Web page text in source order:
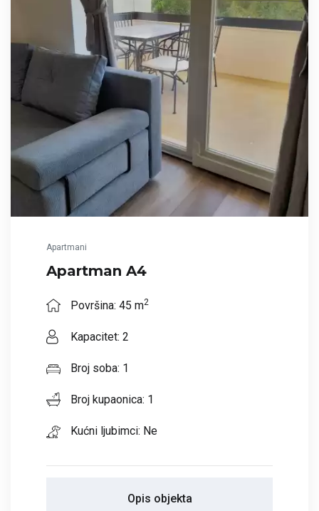
Apartmani
Apartman A4
Površina: 45 m2
Kapacitet: 2
Broj soba: 1
Broj kupaonica: 1
Kućni ljubimci: Ne
Opis objekta